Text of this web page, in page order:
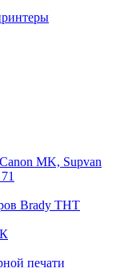
MK, Supvan
Brady THT
печати